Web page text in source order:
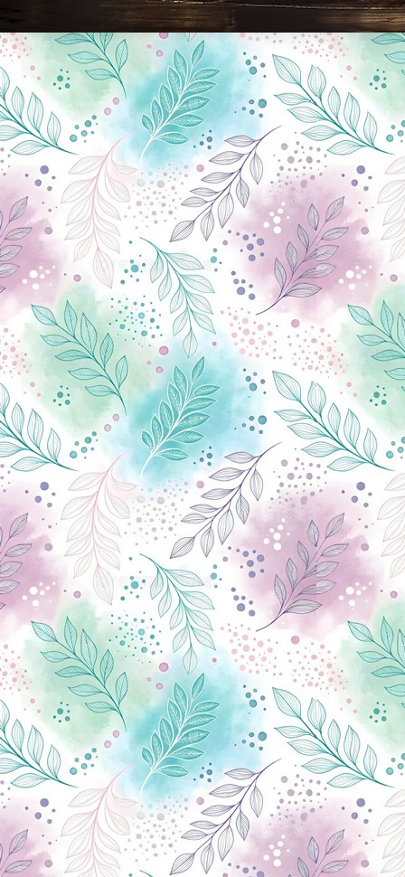
Новини Чернігова, Чернігівські новини, Чернігівський формат, новини Чернігова, події в Чернігові: політика, економіка, аналітика, культура, відеоновини, екологія, спортивний Чернігів, туризм, Чернігів